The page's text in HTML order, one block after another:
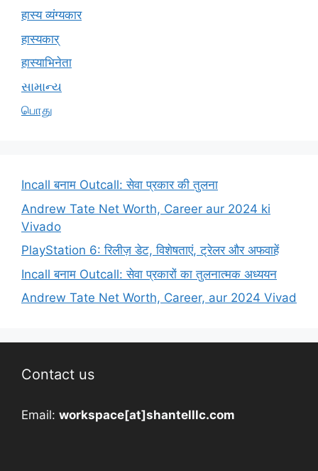
हास्य व्यंग्यकार
हास्यकार्
हास्याभिनेता
સામાન્ય
பொது
Incall बनाम Outcall: सेवा प्रकार की तुलना
Andrew Tate Net Worth, Career aur 2024 ki
Vivado
PlayStation 6: रिलीज़ डेट, विशेषताएं, ट्रेलर और अफवाहें
Incall बनाम Outcall: सेवा प्रकारों का तुलनात्मक अध्ययन
Andrew Tate Net Worth, Career, aur 2024 Vivad
Contact us
Email: workspace[at]shantelllc.com